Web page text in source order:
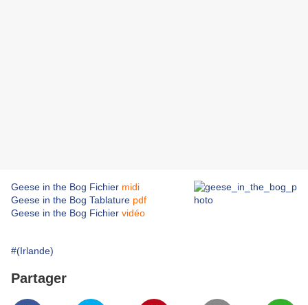
Geese in the Bog Fichier midi
Geese in the Bog Tablature pdf
Geese in the Bog Fichier vidéo
#(Irlande)
Partager